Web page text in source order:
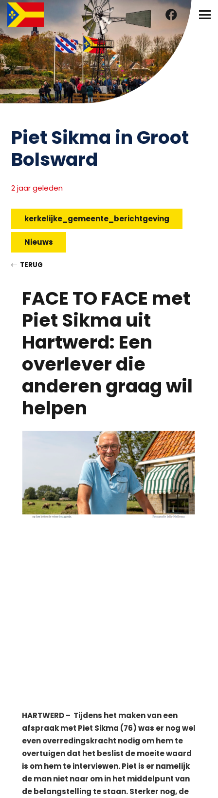
Piet Sikma in Groot
Bolsward
2 jaar geleden
kerkelijke_gemeente_berichtgeving
Nieuws
TERUG
FACE TO FACE met
Piet Sikma uit
Hartwerd: Een
overlever die
anderen graag wil
helpen
HARTWERD – Tijdens het maken van een
afspraak met Piet Sikma (76) was er nog wel
even overredingskracht nodig om hem te
overtuigen dat het beslist de moeite waard
is om hem te interviewen. Piet is er namelijk
de man niet naar om in het middelpunt van
de belangstelling te staan. Sterker nog, de